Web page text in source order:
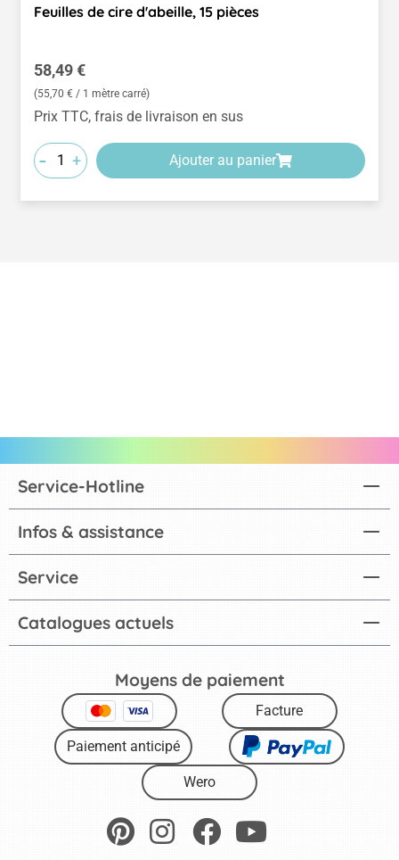
Feuilles de cire d'abeille, 15 pièces
Prix régulier :
58,49 €
(55,70 € / 1 mètre carré)
Prix TTC, frais de livraison en sus
- + Ajouter au panier
Catalogues actuels
Service-Hotline
Infos & assistance
Service
Moyens de paiement
Facture
Paiement anticipé
Wero